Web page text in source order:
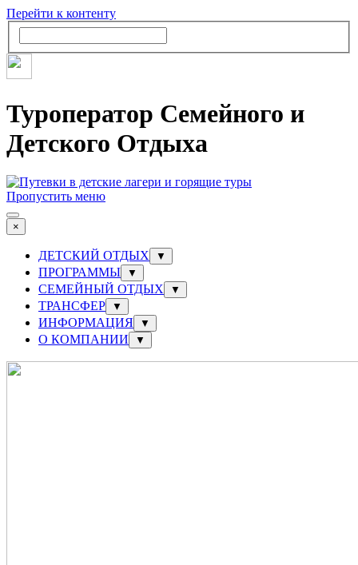
Перейти к контенту
Туроператор Семейного и
Детского Отдыха
Пропустить меню
×
ДЕТСКИЙ ОТДЫХ ▼
ПРОГРАММЫ ▼
СЕМЕЙНЫЙ ОТДЫХ ▼
ТРАНСФЕР ▼
ИНФОРМАЦИЯ ▼
О КОМПАНИИ ▼